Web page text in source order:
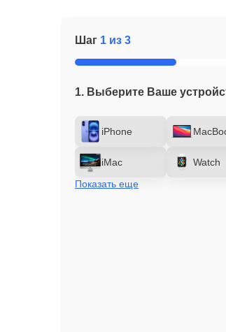
Шаг 1 из 3
1. Выберите Ваше
iPhone
iMac Watch
Показать еще